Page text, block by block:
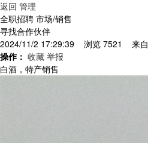
返回 管理
全职招聘 市场/销售
寻找合作伙伴
2024/11/2 17:29:39 浏览 7521 来自
操作： 收藏 举报
白酒，特产销售